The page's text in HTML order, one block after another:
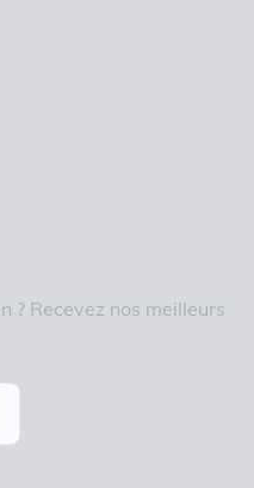
? Recevez nos meilleurs